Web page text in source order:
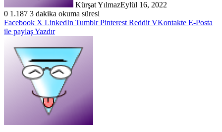
Kürşat YılmazEylül 16, 2022
0 1.187 3 dakika okuma süresi
Facebook X LinkedIn Tumblr Pinterest Reddit VKontakte E-Posta
ile paylaşYazdır